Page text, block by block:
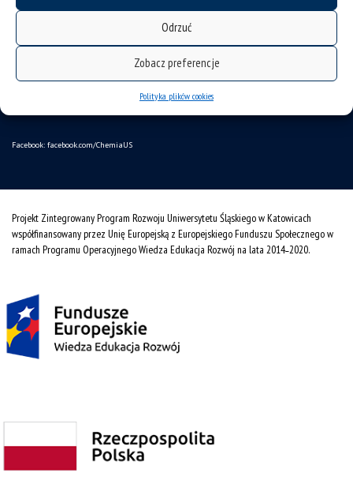
Odrzuć
Zobacz preferencje
Polityka plików cookies
ul. Szkolna 9
Facebook: facebook.com/ChemiaUS
Projekt Zintegrowany Program Rozwoju Uniwersytetu Śląskiego w Katowicach
współfinansowany przez Unię Europejską z Europejskiego Funduszu Społecznego w
ramach Programu Operacyjnego Wiedza Edukacja Rozwój na lata 2014˗2020.